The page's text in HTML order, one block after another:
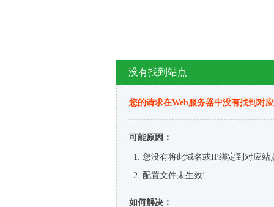
没有找到站点
您的请求在Web服务器中没有找到对
可能原因：
您没有将此域名或IP绑定到对应站
配置文件未生效!
如何解决：